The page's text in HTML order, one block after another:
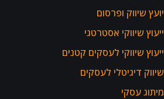
יועץ שיווק ופרסום
ייעוץ שיווקי אסטרטגי
ייעוץ שיווקי לעסקים קטנים
שיווק דיגיטלי לעסקים
מיתוג עסקי